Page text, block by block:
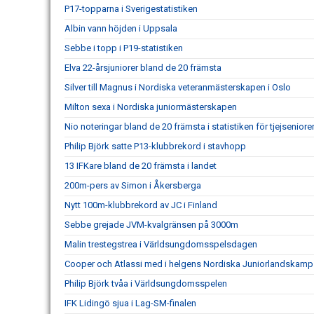
P17-topparna i Sverigestatistiken
Albin vann höjden i Uppsala
Sebbe i topp i P19-statistiken
Elva 22-årsjuniorer bland de 20 främsta
Silver till Magnus i Nordiska veteranmästerskapen i Oslo
Milton sexa i Nordiska juniormästerskapen
Nio noteringar bland de 20 främsta i statistiken för
Philip Björk satte P13-klubbrekord i stavhopp
13 IFKare bland de 20 främsta i landet
200m-pers av Simon i Åkersberga
Nytt 100m-klubbrekord av JC i Finland
Sebbe grejade JVM-kvalgränsen på 3000m
Malin trestegstrea i Världsungdomsspelsdagen
Cooper och Atlassi med i helgens Nordiska Juniorlandskamp
Philip Björk tvåa i Världsungdomsspelen
IFK Lidingö sjua i Lag-SM-finalen